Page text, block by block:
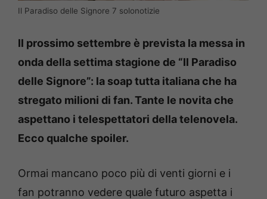
Il Paradiso delle Signore 7 solonotizie
Il prossimo settembre è prevista la messa in
onda della settima stagione de “Il Paradiso
delle Signore”: la soap tutta italiana che ha
stregato milioni di fan. Tante le novita che
aspettano i telespettatori della telenovela.
Ecco qualche spoiler.
Ormai mancano poco più di venti giorni e i
fan potranno vedere quale futuro aspetta i